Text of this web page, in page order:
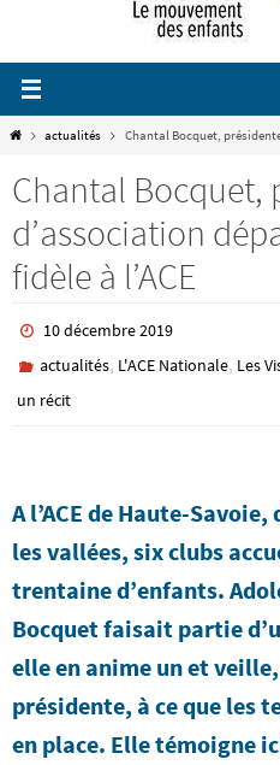
Homeactualités Chantal Bocquet,
Chantal Bocquet,
d’association
fidèle à l’ACE
10 décembre 2019
actualités, L'ACE Nationale, Les
un récit
A l’ACE de Haute-
les vallées, six clubs
trentaine d’enfants.
Bocquet faisait partie
elle en anime un et
présidente, à ce que les
en place. Elle témoigne